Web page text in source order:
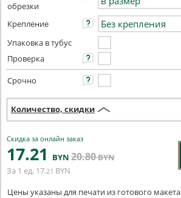
обрезки
Крепление
Упаковка в тубус
Проверка
Срочно
Количество, скидки
Скидка за онлайн заказ
17.21 BYN 20.80BYN
За 1 ед. 17.21 BYN
Цены указаны для печати из готового макета